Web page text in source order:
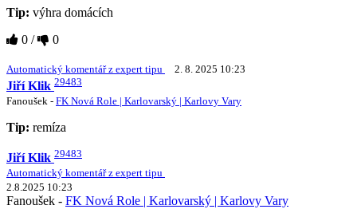
Tip: výhra domácích
0 / 0
Automatický komentář z expert tipu 2. 8. 2025 10:23
Jiří Klik 29483
Fanoušek - FK Nová Role | Karlovarský | Karlovy Vary
Tip: remíza
Jiří Klik 29483
Automatický komentář z expert tipu
2.8.2025 10:23
Fanoušek - FK Nová Role | Karlovarský | Karlovy Vary